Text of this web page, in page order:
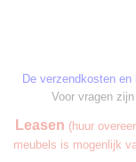
De verzendkosten
Voor vragen
Leasen (huur
meubels is mogenlijk